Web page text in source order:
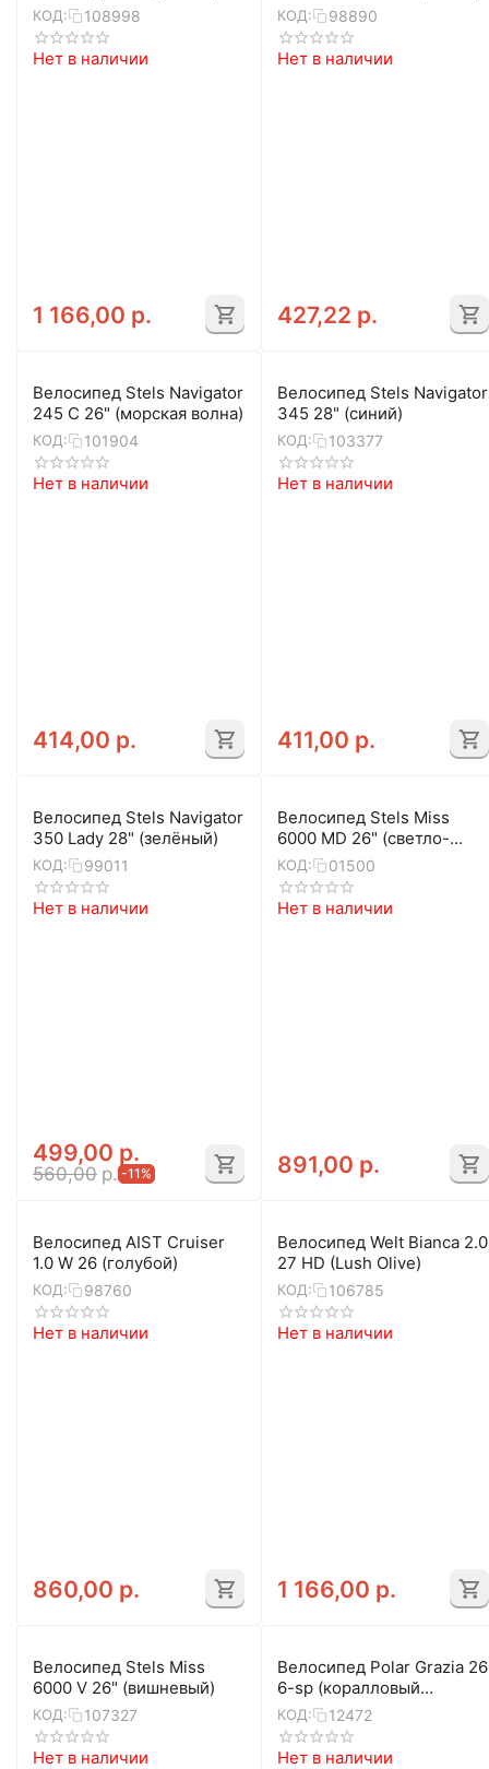
КОД: 108998
Нет в наличии
1 166,00 р.
КОД: 98890
Нет в наличии
427,22 р.
Велосипед Stels Navigator
245 C 26" (морская волна)
КОД: 101904
Нет в наличии
414,00 р.
Велосипед Stels Navigator
345 28" (синий)
КОД: 103377
Нет в наличии
411,00 р.
Велосипед Stels Navigator
350 Lady 28" (зелёный)
КОД: 99011
Нет в наличии
499,00 р.
560,00 р. -11%
Велосипед Stels Miss
6000 MD 26" (светло-
бирюзовый)
КОД: 01500
Нет в наличии
891,00 р.
Велосипед AIST Cruiser
1.0 W 26 (голубой)
КОД: 98760
Нет в наличии
860,00 р.
Велосипед Welt Bianca 2.0
27 HD (Lush Olive)
КОД: 106785
Нет в наличии
1 166,00 р.
Велосипед Stels Miss
6000 V 26" (вишневый)
КОД: 107327
Нет в наличии
Велосипед Polar Grazia 26
6-sp (коралловый
леопард)
КОД: 12472
Нет в наличии